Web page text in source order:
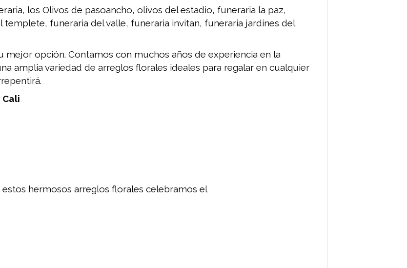
los Olivos de pasoancho, olivos del estadio, funeraria la paz,
templete, funeraria del valle, funeraria invitan, funeraria jardines del
mejor opción. Contamos con muchos años de experiencia en la
amplia variedad de arreglos florales ideales para regalar en cualquier
Cali
hermosos arreglos florales celebramos el